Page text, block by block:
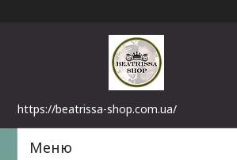
https://beatrissa-shop.com.ua/